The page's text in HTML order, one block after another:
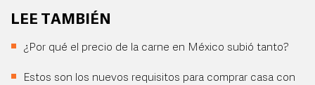
LEE TAMBIÉN
¿Por qué el precio de la carne en México subió tanto?
Estos son los nuevos requisitos para comprar casa con